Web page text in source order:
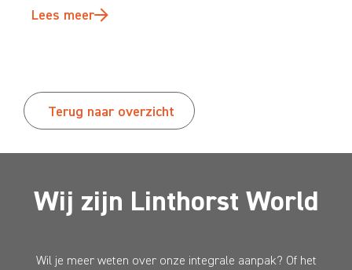
Lees meer
Terug naar overzicht
Wij zijn Linthorst World
Wil je meer weten over onze integrale aanpak? Of het